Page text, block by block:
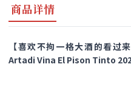
商品详情
【喜欢不拘一格大酒的看过
Artadi Vina El Pison Tinto